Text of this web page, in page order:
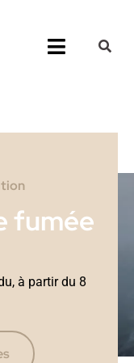
Toggle
fumée
à partir du 8